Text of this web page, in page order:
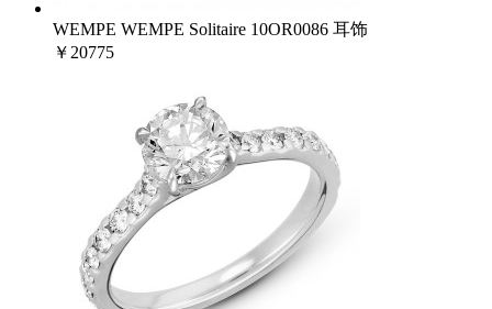
WEMPE WEMPE Solitaire 10OR0086 耳饰
￥20775